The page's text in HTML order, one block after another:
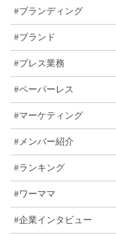
#ブランディング
#ブランド
#プレス業務
#ペーパーレス
#マーケティング
#メンバー紹介
#ランキング
#ワーママ
#企業インタビュー